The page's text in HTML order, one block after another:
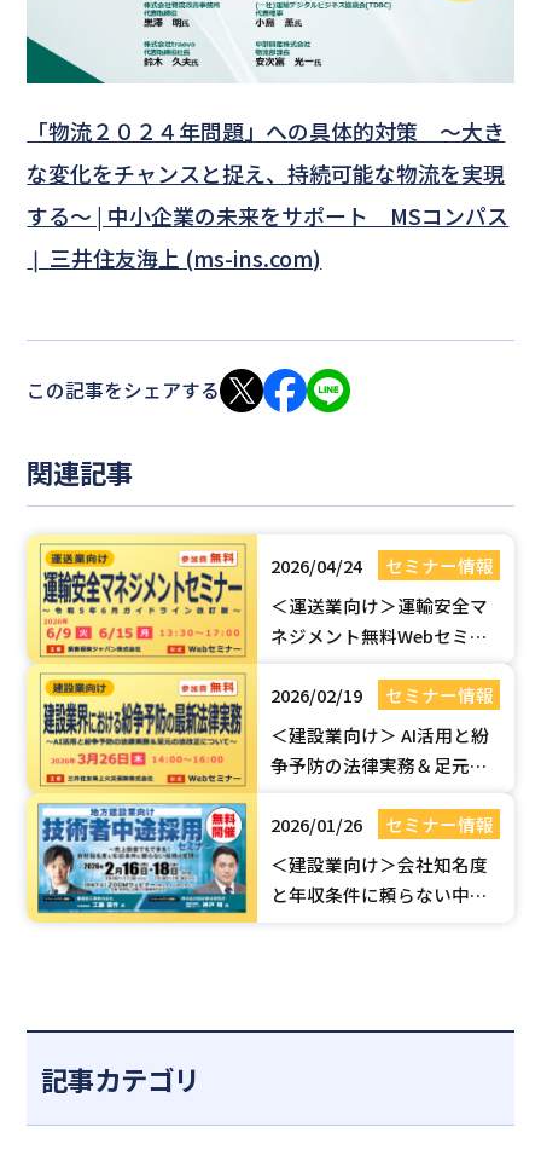
「物流２０２４年問題」への具体的対策 ～大き
な変化をチャンスと捉え、持続可能な物流を実現
する～ | 中小企業の未来をサポート MSコンパス
❘ 三井住友海上 (ms-ins.com)
この記事をシェアする
関連記事
2026/04/24
セミナー情報
＜運送業向け＞運輸安全マ
ネジメント無料Webセミ
イン改訂版】| 国土交通省認
定セミナー
2026/02/19
セミナー情報
＜建設業向け＞ AI活用と紛
争予防の法律実務＆足元の
法）セミナー【無料Webセ
ミナー】
2026/01/26
セミナー情報
＜建設業向け＞会社知名度
と年収条件に頼らない中途
記事カテゴリ